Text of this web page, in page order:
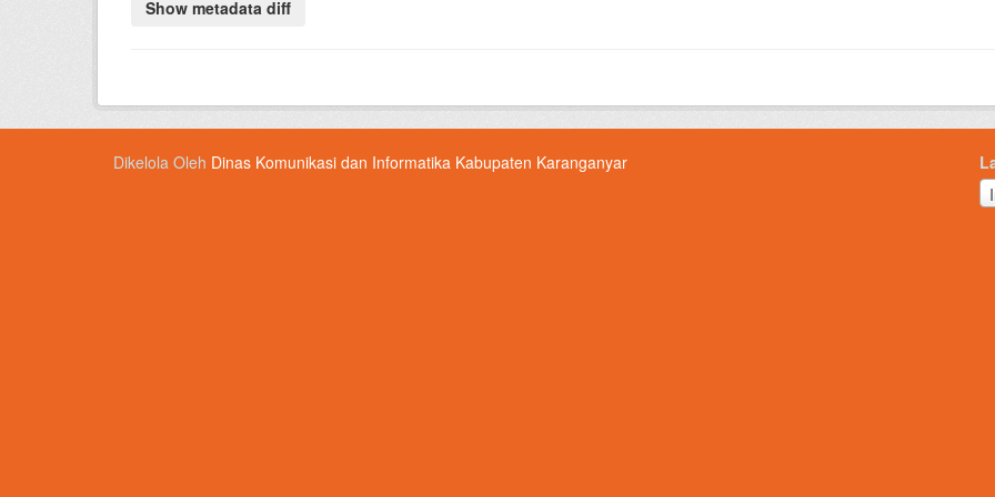
Dikelola Oleh Dinas Komunikasi dan Informatika Kabupaten Karanganyar